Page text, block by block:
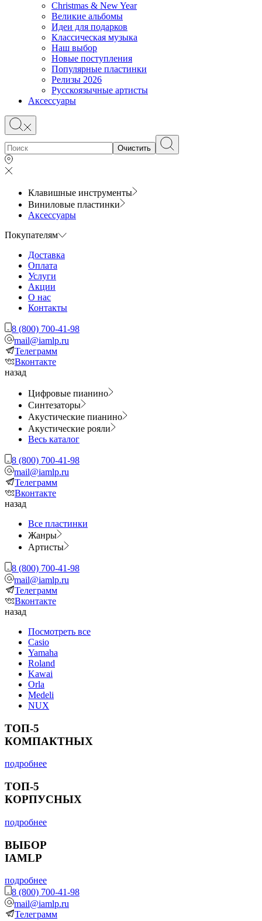
Christmas & New Year
Великие альбомы
Идеи для подарков
Классическая музыка
Наш выбор
Новые поступления
Популярные пластинки
Релизы 2026
Русскоязычные артисты
Аксессуары
Очистить
Клавишные инструменты
Виниловые пластинки
Аксессуары
Покупателям
Доставка
Оплата
Услуги
Акции
О нас
Контакты
8 (800) 700-41-98
mail@iamlp.ru
Телеграмм
Вконтакте
назад
Цифровые пианино
Синтезаторы
Акустические пианино
Акустические рояли
Весь каталог
8 (800) 700-41-98
mail@iamlp.ru
Телеграмм
Вконтакте
назад
Все пластинки
Жанры
Артисты
8 (800) 700-41-98
mail@iamlp.ru
Телеграмм
Вконтакте
назад
Посмотреть все
Casio
Yamaha
Roland
Kawai
Orla
Medeli
NUX
ТОП-5
КОМПАКТНЫХ
подробнее
ТОП-5
КОРПУСНЫХ
подробнее
ВЫБОР
IAMLP
подробнее
8 (800) 700-41-98
mail@iamlp.ru
Телеграмм